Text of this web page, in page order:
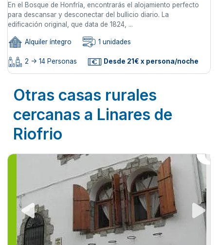
En el Bosque de Honfría, encontrarás el alojamiento perfecto
para descansar y desconectar del bullicio diario. La
edificación original, que data de 1824, ...
Alquiler íntegro 1 unidades
2 -> 14 Personas Desde 21€ x persona/noche
Otras casas rurales
cercanas a Linares de
Riofrio